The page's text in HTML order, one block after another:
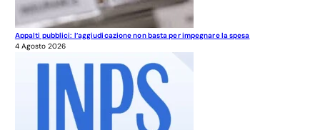
Appalti pubblici: l’aggiudicazione non basta per impegnare la spesa
4 Agosto 2026